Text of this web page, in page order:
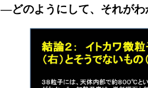
―どのようにして、それがわ